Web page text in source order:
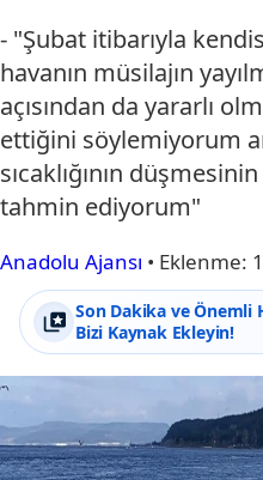
- "Şubat itibarıyla
havanın müsilajın
açısından da yararlı
ettiğini söylemiyorum
sıcaklığının
tahmin ediyorum"
Anadolu Ajansı • Eklenme:
Son Dakika ve Önemli
Bizi Kaynak Ekleyin!